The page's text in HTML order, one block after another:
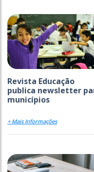
Revista Educação
publica newsletter
municípios
+ Mais Informações